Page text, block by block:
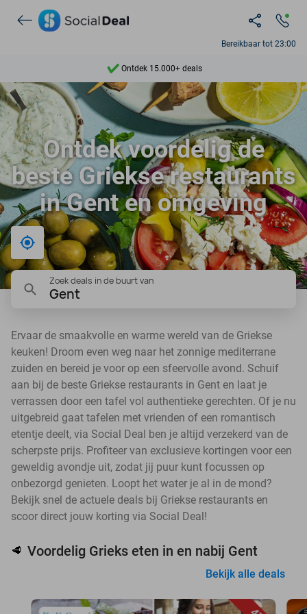
Bereikbaar tot 23:00
Ontdek 15.000+ deals
7 dagen per week beschikbaar
10+ miljoen leden
9,4
Ontdek 15.000+ deals
Ontdek voordelig de
beste Griekse restaurants
in Gent en omgeving
Bij mij in de buurt
Zoek deals in de buurt van
Gent
Ervaar de smaakvolle en warme wereld van de Griekse
keuken! Droom even weg naar het zonnige mediterrane
zuiden en bereid je voor op een sfeervolle avond. Schuif
aan bij de beste Griekse restaurants in Gent en laat je
verrassen door een tafel vol authentieke gerechten. Of je nu
uitgebreid gaat tafelen met vrienden of een romantisch
etentje deelt, via Social Deal ben je altijd verzekerd van de
scherpste prijs. Profiteer van exclusieve kortingen voor een
geweldig avondje uit, zodat jij puur kunt focussen op
onbezorgd genieten. Loopt het water je al in de mond?
Bekijk snel de actuele deals bij Griekse restaurants en
scoor direct jouw korting via Social Deal!
🥩 Voordelig Grieks eten in en nabij Gent
Bekijk alle deals